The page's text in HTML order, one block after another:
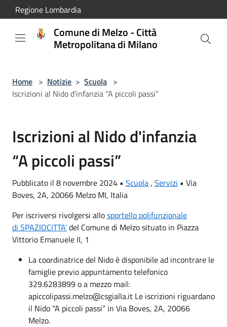
Salta al contenuto principale
Regione Lombardia
Comune di Melzo - Città
Metropolitana di Milano
Home > Notizie > Scuola >
Iscrizioni al Nido d'infanzia “A piccoli passi”
Iscrizioni al Nido d'infanzia
“A piccoli passi”
Pubblicato il 8 novembre 2024 • Scuola, Servizi • Via
Boves, 2A, 20066 Melzo MI, Italia
Per iscriversi rivolgersi allosportello polifunzionale
di SPAZIOCITTA’del Comune di Melzo situato in Piazza
Vittorio Emanuele II, 1
La coordinatrice del Nido è disponibile ad incontrare le
famiglie previo appuntamento telefonico
329.6283899 o a mezzo mail:
apiccolipassi.melzo@csgialla.it Le iscrizioni riguardano
il Nido “A piccoli passi” in Via Boves, 2A, 20066
Melzo.